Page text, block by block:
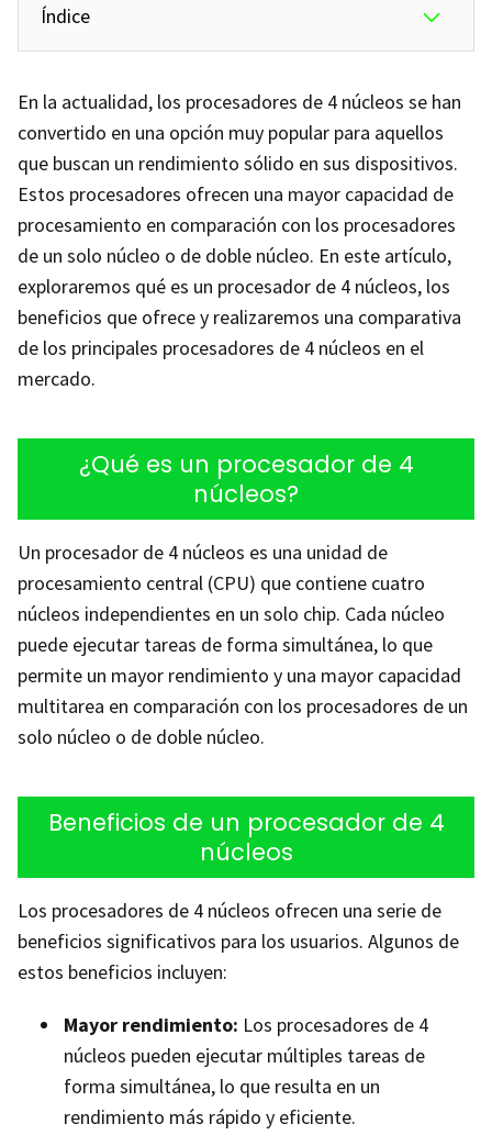
Índice
En la actualidad, los procesadores de 4 núcleos se han
convertido en una opción muy popular para aquellos
que buscan un rendimiento sólido en sus dispositivos.
Estos procesadores ofrecen una mayor capacidad de
procesamiento en comparación con los procesadores
de un solo núcleo o de doble núcleo. En este artículo,
exploraremos qué es un procesador de 4 núcleos, los
beneficios que ofrece y realizaremos una comparativa
de los principales procesadores de 4 núcleos en el
mercado.
¿Qué es un procesador de 4
núcleos?
Un procesador de 4 núcleos es una unidad de
procesamiento central (CPU) que contiene cuatro
núcleos independientes en un solo chip. Cada núcleo
puede ejecutar tareas de forma simultánea, lo que
permite un mayor rendimiento y una mayor capacidad
multitarea en comparación con los procesadores de un
solo núcleo o de doble núcleo.
Beneficios de un procesador de 4
núcleos
Los procesadores de 4 núcleos ofrecen una serie de
beneficios significativos para los usuarios. Algunos de
estos beneficios incluyen:
Mayor rendimiento: Los procesadores de 4
núcleos pueden ejecutar múltiples tareas de
forma simultánea, lo que resulta en un
rendimiento más rápido y eficiente.